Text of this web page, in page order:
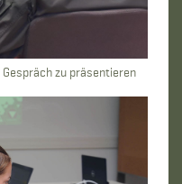
zu präsentieren